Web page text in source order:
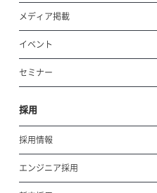
メディア掲載
イベント
セミナー
採用
採用情報
エンジニア採用